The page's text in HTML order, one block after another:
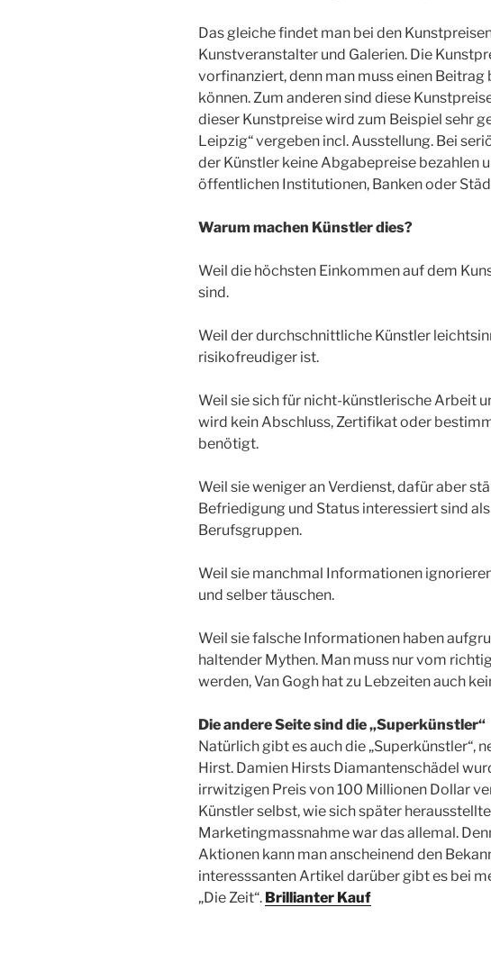
Das gleiche findet man bei den
Kunstveranstalter und Galerien. Die
vorfinanziert, denn man muss einen Beitrag
können. Zum anderen sind diese
dieser Kunstpreise wird zum Beispiel sehr
Leipzig“ vergeben incl. Ausstellung. Bei
der Künstler keine Abgabepreise bezahlen
öffentlichen Institutionen, Banken oder
Warum machen Künstler dies?
Weil die höchsten Einkommen auf dem
sind.
Weil der durchschnittliche Künstler
risikofreudiger ist.
Weil sie sich für nicht-künstlerische Arbeit
wird kein Abschluss, Zertifikat oder
benötigt.
Weil sie weniger an Verdienst, dafür aber
Befriedigung und Status interessiert sind
Berufsgruppen.
Weil sie manchmal Informationen
und selber täuschen.
Weil sie falsche Informationen haben
haltender Mythen. Man muss nur vom
werden, Van Gogh hat zu Lebzeiten auch
Die andere Seite sind die „Superkünstler“
Natürlich gibt es auch die „Superkünstler“,
Hirst. Damien Hirsts Diamantenschädel
irrwitzigen Preis von 100 Millionen Dollar
Künstler selbst, wie sich später
Marketingmassnahme war das allemal.
Aktionen kann man anscheinend den
interesssanten Artikel darüber gibt es bei
„Die Zeit“. Brillianter Kauf